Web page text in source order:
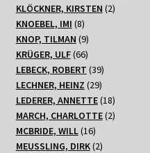
KLÖCKNER, KIRSTEN 22
KNOEBEL, IMI 88
Produkte
KNOP, TILMAN 99
Produkte
KRÜGER, ULF 6666
Produkte
LEBECK, ROBERT 3939
Produkte
LECHNER, HEINZ 2929
Produkte
LEDERER, ANNETTE 1818
Produkte
MARCH, CHARLOTTE 22
MCBRIDE, WILL 1616
Produkte
MEUSSLING, DIRK 22